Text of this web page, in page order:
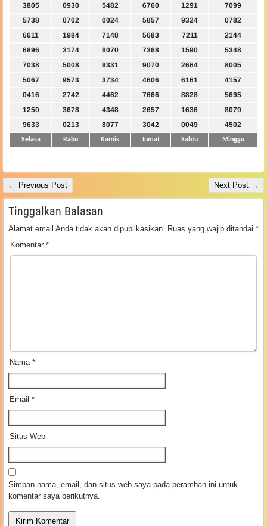
3805
0930 5482 6760 1291
7099
5738
0702 0024 5857 9324
0782
6611
1984 7148 5683 7211
2144
6896
3174 8070 7368 1590
5348
7038
5008 9331 9070 2664
8005
5067
9573 3734 4606 6161
4157
0416
2742 4462 7666 8828
5695
1250
3678 4348 2657 1636
8079
9633
0213 8077 3042 0049 4502
Selasa Rabu Kamis Jumat Sabtu Minggu
← Previous Post Next Post →
Tinggalkan Balasan
Alamat email Anda tidak akan dipublikasikan. Ruas yang wajib ditandai *
Komentar *
Nama *
Email *
Situs Web
Simpan nama, email, dan situs web saya pada peramban ini untuk
komentar saya berikutnya.